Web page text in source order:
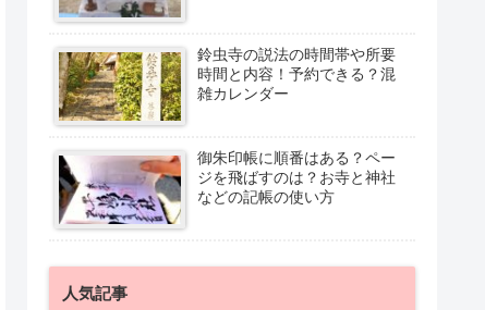
鈴虫寺の説法の時間帯や所要
時間と内容！予約できる？混
雑カレンダー
御朱印帳に順番はある？ペー
ジを飛ばすのは？お寺と神社
などの記帳の使い方
人気記事